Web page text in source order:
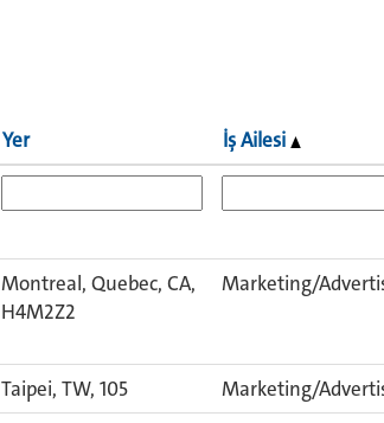
Yer İş Ailesi
Montreal, Quebec, CA,
H4M2Z2
Marketing/
Taipei, TW, 105 Marketing/